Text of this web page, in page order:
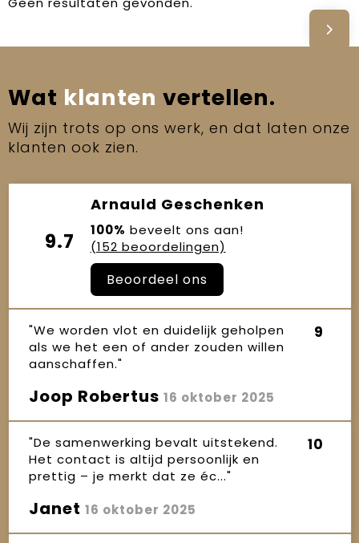
Wat klanten vertellen.
Wij zijn trots op ons werk, en dat laten onze
klanten ook zien.
9.7
Arnauld Geschenken
100% beveelt ons aan!
(152 beoordelingen)
Beoordeel ons
"We worden vlot en duidelijk geholpen
als we het een of ander zouden willen
aanschaffen."
9
Joop Robertus 16 oktober 2025
"De samenwerking bevalt uitstekend.
Het contact is altijd persoonlijk en
prettig – je merkt dat ze éc..."
10
Janet 16 oktober 2025